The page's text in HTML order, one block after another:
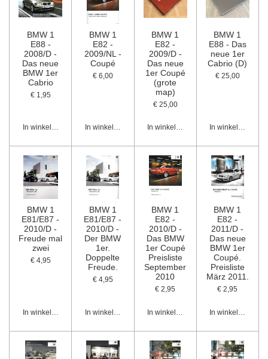
BMW 1
E88 -
2008/D -
Das neue
BMW 1er
Cabrio
€ 1,95
In winkelwagen
BMW 1
E82 -
2009/NL -
Coupé
€ 6,00
In winkelwagen
BMW 1
E82 -
2009/D -
Das neue
1er Coupé
(grote
map)
€ 25,00
In winkelwagen
BMW 1
E88 - Das
neue 1er
Cabrio (D)
€ 25,00
In winkelwagen
BMW 1
E81/E87 -
2010/D -
Freude mal
zwei
€ 4,95
In winkelwagen
BMW 1
E81/E87 -
2010/D -
Der BMW
1er.
Doppelte
Freude.
€ 4,95
In winkelwagen
BMW 1
E82 -
2010/D -
Das BMW
1er Coupé
Preisliste
September
2010
€ 2,95
In winkelwagen
BMW 1
E82 -
2011/D -
Das neue
BMW 1er
Coupé.
Preisliste
März 2011.
€ 2,95
In winkelwagen